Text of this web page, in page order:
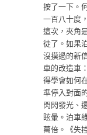
按了一下。
一百八十度
這次，夾角
徒了。如果
沒摸過的新
車的改造車
得學會如何
準停入對面
閃閃發光、
眩暈。泊車
萬倍。《失